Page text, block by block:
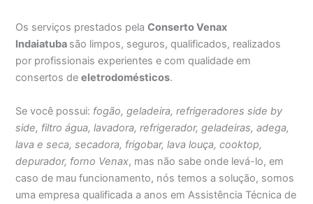
Os serviços prestados pelaConserto Venax
Indaiatuba são limpos, seguros, qualificados, realizados
por profissionais experientes e com qualidade em
consertos deeletrodomésticos.
Se você possui: fogão, geladeira, refrigeradores side by
side, filtro água, lavadora, refrigerador, geladeiras, adega,
lava e seca, secadora, frigobar, lava louça, cooktop,
depurador, forno Venax, mas não sabe onde levá-lo, em
caso de mau funcionamento, nós temos a solução, somos
uma empresa qualificada a anos em Assistência Técnica de